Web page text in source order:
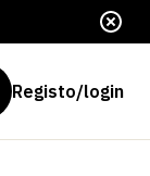
Registo/login